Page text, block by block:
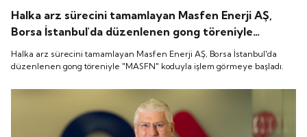
Halka arz sürecini tamamlayan Masfen Enerji AŞ,
Borsa İstanbul'da düzenlenen gong töreniyle
"MASFN" koduyla işlem görmeye başladı.
Halka arz sürecini tamamlayan Masfen Enerji AŞ, Borsa İstanbul'da
düzenlenen gong töreniyle "MASFN" koduyla işlem görmeye başladı.